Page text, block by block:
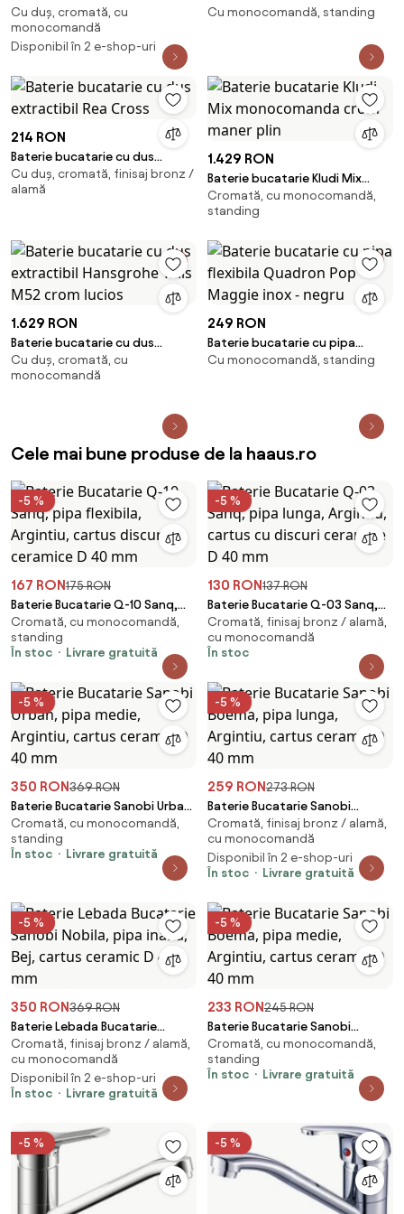
extractibil Kludi Mix crom
pentru presiune scazuta cu
maner plin
Cu duș, cromată, cu
monocomandă
Disponibil în 2 e-shop-uri
pe picior brushed graphite /
Cu monocomandă, standing
214 RON
Baterie bucatarie cu dus
extractibil Rea Cross
Cu duș, cromată, finisaj bronz /
alamă
1.429 RON
Baterie bucatarie Kludi Mix
monocomanda crom maner
plin
Cromată, cu monocomandă,
standing
1.629 RON
Baterie bucatarie cu dus
extractibil Hansgrohe Talis M52
crom lucios
Cu duș, cromată, cu
monocomandă
249 RON
Baterie bucatarie cu pipa
flexibila Quadron Pop Maggie
Cu monocomandă, standing
Cele mai bune produse de la haaus.ro
-5 %
167 RON175 RON
Baterie Bucatarie Q-10 Sanq,
pipa flexibila, Argintiu, cartus
discuri ceramice D 40 mm
Cromată, cu monocomandă,
standing
În stoc
Livrare gratuită
-5 %
130 RON137 RON
Baterie Bucatarie Q-03 Sanq,
pipa lunga, Argintiu, cartus cu
discuri ceramice D 40 mm
Cromată, finisaj bronz / alamă,
cu monocomandă
În stoc
-5 %
350 RON369 RON
Baterie Bucatarie Sanobi Urban,
pipa medie, Argintiu, cartus
ceramic D 40 mm
Cromată, cu monocomandă,
standing
În stoc
Livrare gratuită
-5 %
259 RON273 RON
Baterie Bucatarie Sanobi
Boema, pipa lunga, Argintiu,
cartus ceramic D 40 mm
Cromată, finisaj bronz / alamă,
cu monocomandă
Disponibil în 2 e-shop-uri
În stoc
Livrare gratuită
-5 %
350 RON369 RON
Baterie Lebada Bucatarie
Sanobi Nobila, pipa inalta, Bej,
cartus ceramic D 40 mm
Cromată, finisaj bronz / alamă,
cu monocomandă
Disponibil în 2 e-shop-uri
În stoc
Livrare gratuită
-5 %
233 RON245 RON
Baterie Bucatarie Sanobi
Boema, pipa medie, Argintiu,
cartus ceramic D 40 mm
Cromată, cu monocomandă,
standing
În stoc
Livrare gratuită
-5 % -5 %